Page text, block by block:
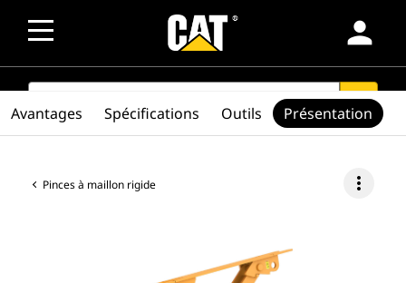
person
SEARCH search
Pinces à maillon rigide more_vert
Avantages Spécifications Outils Présentation